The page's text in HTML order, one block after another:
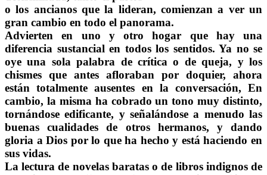
o los ancianos que la lideran, comienzan a ver un
gran cambio en todo el panorama.
Advierten en uno y otro hogar que hay una
diferencia sustancial en todos los sentidos. Ya no se
oye una sola palabra de crítica o de queja, y los
chismes que antes afloraban por doquier, ahora
están totalmente ausentes en la conversación, En
cambio, la misma ha cobrado un tono muy distinto,
tornándose edificante, y señalándose a menudo las
buenas cualidades de otros hermanos, y dando
gloria a Dios por lo que ha hecho y está haciendo en
sus vidas.
La lectura de novelas baratas o de libros indignos de